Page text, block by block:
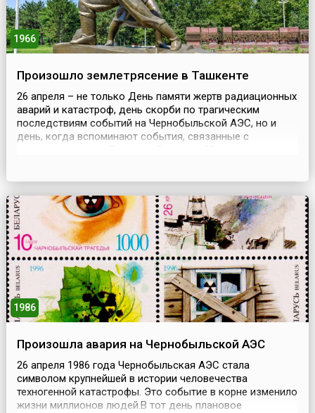
1966
Произошло землетрясение в Ташкенте
26 апреля – не только День памяти жертв радиационных
аварий и катастроф, день скорби по трагическим
последствиям событий на Чернобыльской АЭС, но и
день, когда вспоминают события, связанные с
утром содрог...
1986
Произошла авария на Чернобыльской АЭС
26 апреля 1986 года Чернобыльская АЭС стала
символом крупнейшей в истории человечества
техногенной катастрофы. Это событие в корне изменило
жизни миллионов людей.В тот день плановое